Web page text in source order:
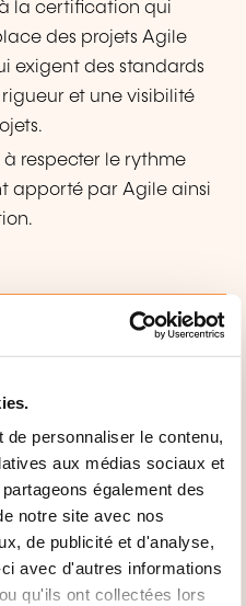
personnaliser le contenu,
aux médias sociaux et
également des
notre site avec nos
de publicité et d'analyse,
avec d'autres informations
qu'ils ont collectées lors
la certification qui
des projets Agile
exigent des standards
et une visibilité
respecter le rythme
apporté par Agile ainsi
formation